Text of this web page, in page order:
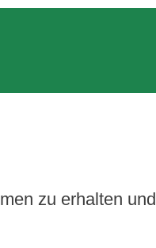
zu erhalten und